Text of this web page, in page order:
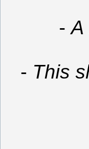
-А
- This